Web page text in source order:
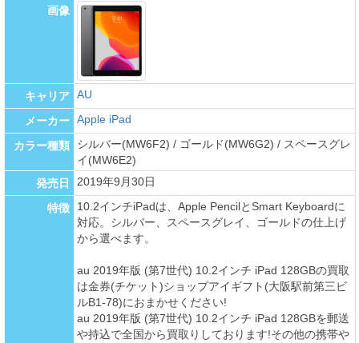
画像
キャリア AU
メーカー Apple iPad
カラー種類
シルバー(MW6F2) / ゴールド(MW6G2) / スペースグレ
イ(MW6E2)
発売日
2019年9月30日
特徴
10.2インチiPadは、Apple PencilとSmart Keyboardに
対応。シルバー、スペースグレイ、ゴールドの仕上げ
から選べます。
au 2019年版 (第7世代) 10.2インチ iPad 128GBの買取
は金券(チケット)ショップアイギフト(大阪駅前第三ビ
ルB1-78)におまかせください!
au 2019年版 (第7世代) 10.2インチ iPad 128GBを郵送
や持込で全国から買取りしております!その他の携帯や